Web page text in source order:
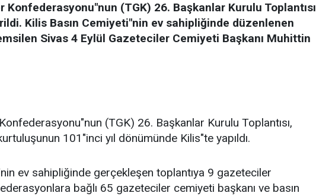
(TGK) 26. Başkanlar Kurulu Toplantısı
Kilis Basın Cemiyeti"nin ev sahipliğinde düzenlenen
Sivas 4 Eylül Gazeteciler Cemiyeti Başkanı Muhittin
(TGK) 26. Başkanlar Kurulu Toplantısı,
101"inci yıl dönümünde Kilis"te yapıldı.
ev sahipliğinde gerçekleşen toplantıya 9 gazeteciler
bağlı 65 gazeteciler cemiyeti başkanı ve basın